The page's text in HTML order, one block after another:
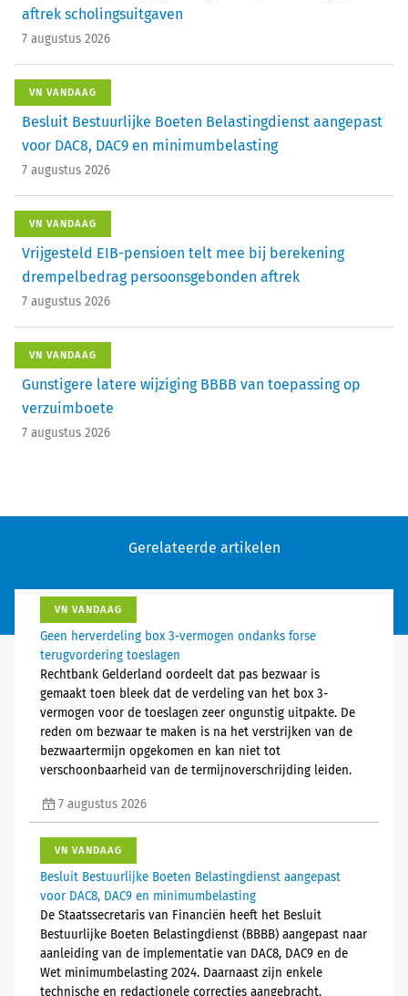
aftrek scholingsuitgaven
7 augustus 2026
VN VANDAAG
Besluit Bestuurlijke Boeten Belastingdienst aangepast
voor DAC8, DAC9 en minimumbelasting
7 augustus 2026
VN VANDAAG
Vrijgesteld EIB-pensioen telt mee bij berekening
drempelbedrag persoonsgebonden aftrek
7 augustus 2026
VN VANDAAG
Gunstigere latere wijziging BBBB van toepassing op
verzuimboete
7 augustus 2026
Gerelateerde artikelen
VN VANDAAG
Geen herverdeling box 3-vermogen ondanks forse
terugvordering toeslagen
Rechtbank Gelderland oordeelt dat pas bezwaar is
gemaakt toen bleek dat de verdeling van het box 3-
vermogen voor de toeslagen zeer ongunstig uitpakte. De
reden om bezwaar te maken is na het verstrijken van de
bezwaartermijn opgekomen en kan niet tot
verschoonbaarheid van de termijnoverschrijding leiden.
7 augustus 2026
VN VANDAAG
Besluit Bestuurlijke Boeten Belastingdienst aangepast
voor DAC8, DAC9 en minimumbelasting
De Staatssecretaris van Financiën heeft het Besluit
Bestuurlijke Boeten Belastingdienst (BBBB) aangepast naar
aanleiding van de implementatie van DAC8, DAC9 en de
Wet minimumbelasting 2024. Daarnaast zijn enkele
technische en redactionele correcties aangebracht.